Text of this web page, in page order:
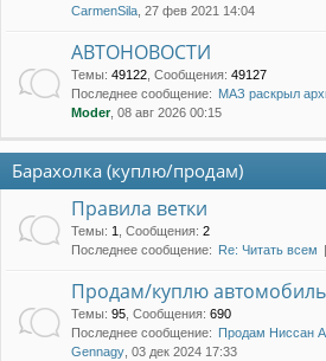
CarmenSila , 27 фев 2021 14:04
АВТОНОВОСТИ
Темы: 49122 Сообщения: 49127
Последнее сообщение: МАЗ раскрыл
Moder, 08 авг 2026 00:15
Барахолка (куплю/продам)
Правила ветки
Темы: 1 Сообщения: 2
Последнее сообщение: Re: Читать всем
Продам/куплю автомобиль
Темы: 95 Сообщения: 690
Последнее сообщение: Продам Ниссан
Gennagy , 03 дек 2024 17:33